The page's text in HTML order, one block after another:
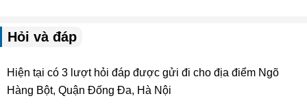
Hỏi và đáp
Hiện tại có 3 lượt hỏi đáp được gửi đi cho địa điểm Ngõ
Hàng Bột, Quận Đống Đa, Hà Nội